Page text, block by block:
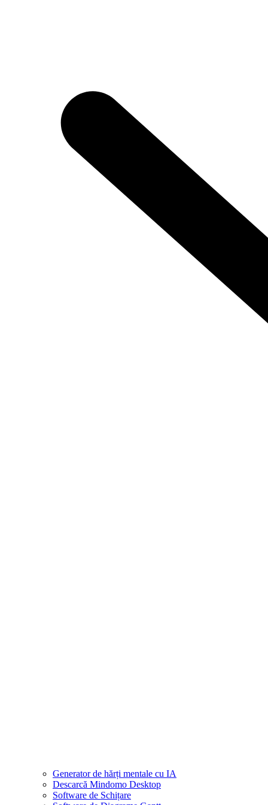
Generator de hărți mentale cu IA
Descarcă Mindomo Desktop
Software de Schițare